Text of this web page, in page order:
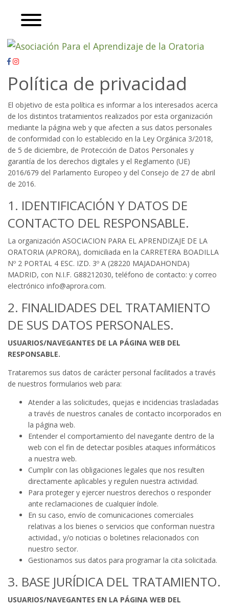
Política de privacidad
El objetivo de esta política es informar a los interesados acerca
de los distintos tratamientos realizados por esta organización
mediante la página web y que afecten a sus datos personales
de conformidad con lo establecido en la Ley Orgánica 3/2018,
de 5 de diciembre, de Protección de Datos Personales y
garantía de los derechos digitales y el Reglamento (UE)
2016/679 del Parlamento Europeo y del Consejo de 27 de abril
de 2016.
1. IDENTIFICACIÓN Y DATOS DE
CONTACTO DEL RESPONSABLE.
La organización ASOCIACION PARA EL APRENDIZAJE DE LA
ORATORIA (APRORA), domiciliada en la CARRETERA BOADILLA
Nº 2 PORTAL 4 ESC. IZD. 3º A (28220 MAJADAHONDA)
MADRID, con N.I.F. G88212030, teléfono de contacto: y correo
electrónico info@aprora.com.
2. FINALIDADES DEL TRATAMIENTO
DE SUS DATOS PERSONALES.
USUARIOS/NAVEGANTES DE LA PÁGINA WEB DEL
RESPONSABLE.
Trataremos sus datos de carácter personal facilitados a través
de nuestros formularios web para:
Atender a las solicitudes, quejas e incidencias trasladadas
a través de nuestros canales de contacto incorporados en
la página web.
Entender el comportamiento del navegante dentro de la
web con el fin de detectar posibles ataques informáticos
a nuestra web.
Cumplir con las obligaciones legales que nos resulten
directamente aplicables y regulen nuestra actividad.
Para proteger y ejercer nuestros derechos o responder
ante reclamaciones de cualquier índole.
En su caso, envío de comunicaciones comerciales
relativas a los bienes o servicios que conforman nuestra
actividad., y/o noticias o boletines relacionados con
nuestro sector.
Gestionamos sus datos para programar la cita solicitada.
3. BASE JURÍDICA DEL TRATAMIENTO.
USUARIOS/NAVEGANTES EN LA PÁGINA WEB DEL